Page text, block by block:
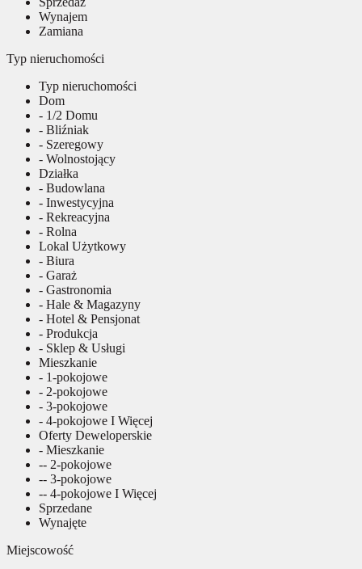
Wynajem
Zamiana
Typ nieruchomości
Typ nieruchomości
Dom
- 1/2 Domu
- Bliźniak
- Szeregowy
- Wolnostojący
Działka
- Budowlana
- Inwestycyjna
- Rekreacyjna
- Rolna
Lokal Użytkowy
- Biura
- Garaż
- Gastronomia
- Hale & Magazyny
- Hotel & Pensjonat
- Produkcja
- Sklep & Usługi
Mieszkanie
- 1-pokojowe
- 2-pokojowe
- 3-pokojowe
- 4-pokojowe I Więcej
Oferty Deweloperskie
- Mieszkanie
-- 2-pokojowe
-- 3-pokojowe
-- 4-pokojowe I Więcej
Sprzedane
Wynajęte
Miejscowość